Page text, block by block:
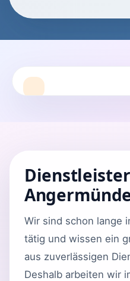
Wir sind schon lange
tätig und wissen ein
aus zuverlässigen
Deshalb arbeiten wir